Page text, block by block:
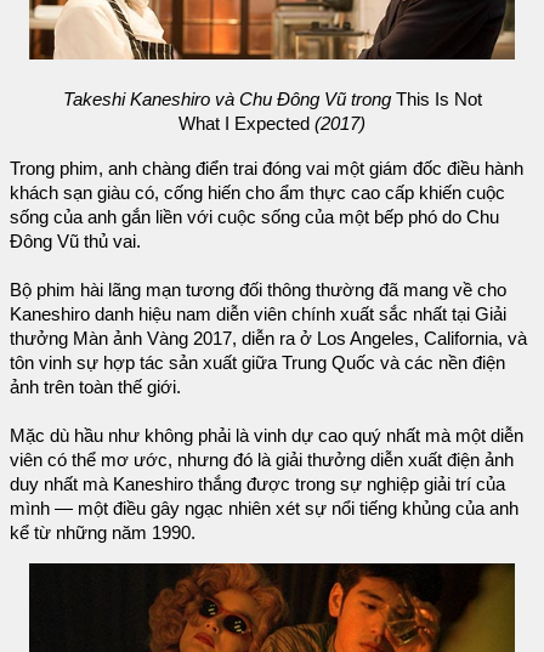
Takeshi Kaneshiro và Chu Đông Vũ trongThis Is Not
What I Expected (2017)
Trong phim, anh chàng điển trai đóng vai một giám đốc điều hành
khách sạn giàu có, cống hiến cho ẩm thực cao cấp khiến cuộc
sống của anh gắn liền với cuộc sống của một bếp phó do Chu
Đông Vũ thủ vai.
Bộ phim hài lãng mạn tương đối thông thường đã mang về cho
Kaneshiro danh hiệu nam diễn viên chính xuất sắc nhất tại Giải
thưởng Màn ảnh Vàng 2017, diễn ra ở Los Angeles, California, và
tôn vinh sự hợp tác sản xuất giữa Trung Quốc và các nền điện
ảnh trên toàn thế giới.
Mặc dù hầu như không phải là vinh dự cao quý nhất mà một diễn
viên có thể mơ ước, nhưng đó là giải thưởng diễn xuất điện ảnh
duy nhất mà Kaneshiro thắng được trong sự nghiệp giải trí của
mình — một điều gây ngạc nhiên xét sự nổi tiếng khủng của anh
kể từ những năm 1990.